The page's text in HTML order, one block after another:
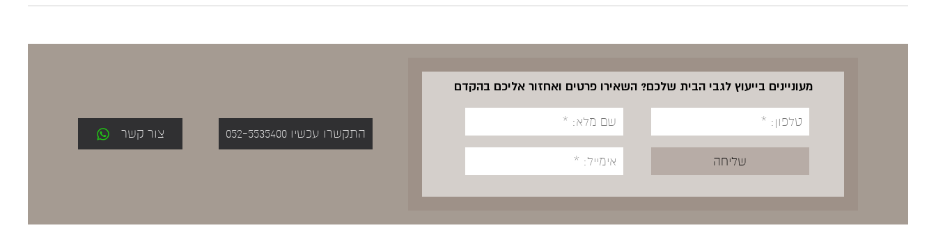
מעוניינים בייעוץ לגבי הבית שלכם? השאירו פרטים ואחזור אליכם בהקדם
התקשרו עכשיו 052-5535400 צור קשר